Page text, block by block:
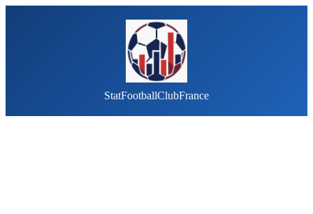
StatFootballClubFrance